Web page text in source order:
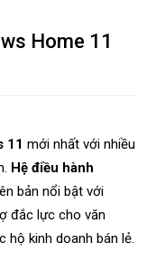
Home 11
11 mới nhất với nhiều
Hệ điều hành
bản nổi bật với
đắc lực cho văn
hộ kinh doanh bán lẻ.